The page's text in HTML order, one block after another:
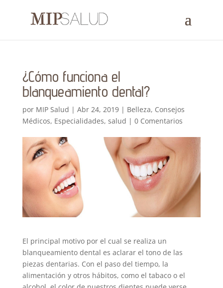
¿Cómo funciona el
blanqueamiento dental?
por MIP Salud | Abr 24, 2019| Belleza, Consejos
Médicos, Especialidades, salud | 0 Comentarios
El principal motivo por el cual se realiza un
blanqueamiento dental es aclarar el tono de las
piezas dentarias. Con el paso del tiempo, la
alimentación y otros hábitos, como el tabaco o el